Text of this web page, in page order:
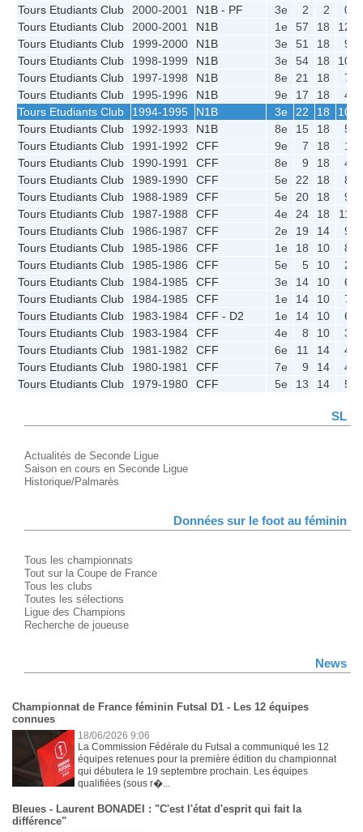
Tours Etudiants Club
2000-2001 N1B - PF 3e 2 2 0
Tours Etudiants Club
2000-2001 N1B 1e 57 18 12
Tours Etudiants Club
1999-2000 N1B 3e 51 18 9
Tours Etudiants Club
1998-1999 N1B 3e 54 18 10
Tours Etudiants Club
1997-1998 N1B 8e 21 18 7
Tours Etudiants Club
1995-1996 N1B 9e 17 18 4
Tours Etudiants Club
1994-1995 N1B 3e 22 18 10
Tours Etudiants Club
1992-1993 N1B 8e 15 18 5
Tours Etudiants Club
1991-1992 CFF 9e 7 18 1
Tours Etudiants Club
1990-1991 CFF 8e 9 18 4
Tours Etudiants Club
1989-1990 CFF 5e 22 18 8
Tours Etudiants Club
1988-1989 CFF 5e 20 18 9
Tours Etudiants Club
1987-1988 CFF 4e 24 18 11
Tours Etudiants Club
1986-1987 CFF 2e 19 14 9
Tours Etudiants Club
1985-1986 CFF 1e 18 10 8
Tours Etudiants Club
1985-1986 CFF 5e 5 10 2
Tours Etudiants Club
1984-1985 CFF 3e 14 10 6
Tours Etudiants Club
1984-1985 CFF 1e 14 10 7
Tours Etudiants Club
1983-1984 CFF - D2 1e 14 10 6
Tours Etudiants Club
1983-1984 CFF 4e 8 10 3
Tours Etudiants Club
1981-1982 CFF 6e 11 14 4
Tours Etudiants Club
1980-1981 CFF 7e 9 14 4
Tours Etudiants Club
1979-1980 CFF 5e 13 14 5
SL
Actualités de Seconde Ligue
Saison en cours en Seconde Ligue
Historique/Palmarès
Données sur le foot au féminin
Tous les championnats
Tout sur la Coupe de France
Tous les clubs
Toutes les sélections
Ligue des Champions
Recherche de joueuse
News
Championnat de France féminin Futsal D1 - Les 12 équipes
connues
18/06/2026 9:06
La Commission Fédérale du Futsal a communiqué les 12
équipes retenues pour la première édition du championnat
qui débutera le 19 septembre prochain. Les équipes
qualifiées (sous r�...
Bleues - Laurent BONADEI : "C'est l'état d'esprit qui fait la
différence"